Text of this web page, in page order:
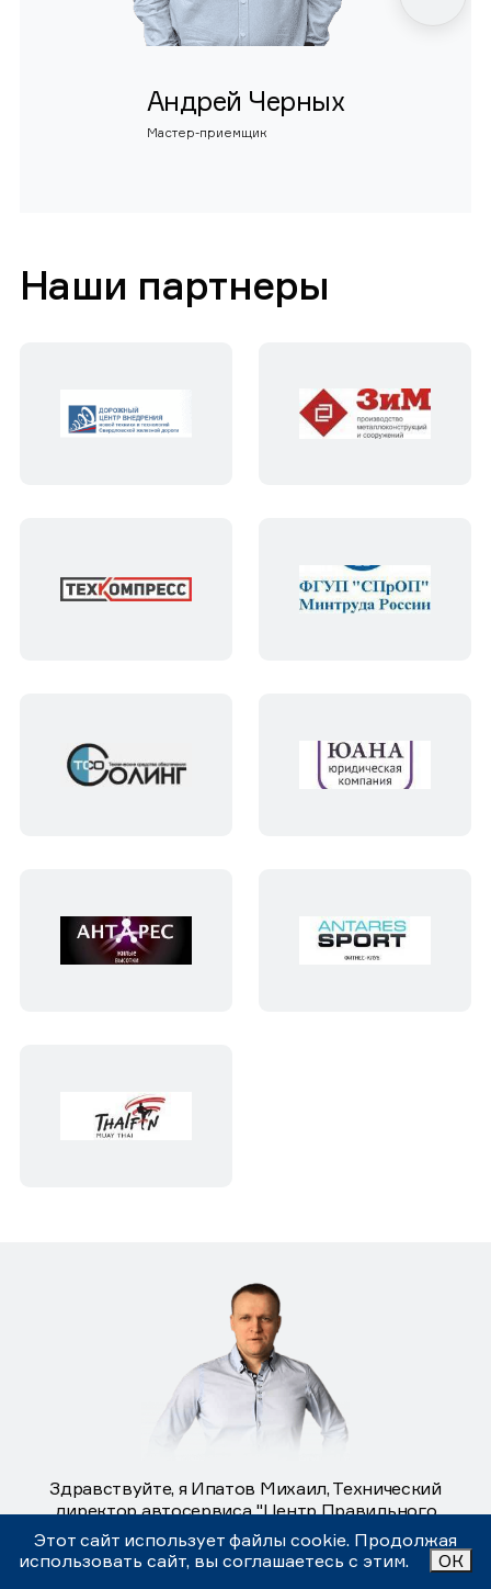
Андрей Черных
Мастер-приемщик
Наши партнеры
Здравствуйте, я Ипатов Михаил, Технический
директор автосервиса "Центр Правильного
Обслуживания".
Понимая важность качественного обслуживания и решения
Этот сайт использует файлы cookie. Продолжая
использовать сайт, вы соглашаетесь с этим.
ОК